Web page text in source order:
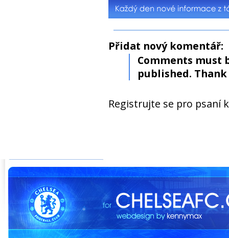
Přidat nový komentář:
Comments must
published. Thank
Registrujte se pro psaní